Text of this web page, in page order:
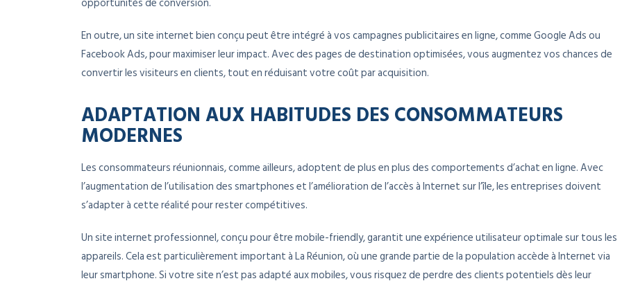
En outre, un site internet bien conçu peut être intégré à vos campagnes publicitaires en ligne, comme Google Ads ou
Facebook Ads, pour maximiser leur impact. Avec des pages de destination optimisées, vous augmentez vos chances de
convertir les visiteurs en clients, tout en réduisant votre coût par acquisition.
ADAPTATION AUX HABITUDES DES CONSOMMATEURS
MODERNES
Les consommateurs réunionnais, comme ailleurs, adoptent de plus en plus des comportements d’achat en ligne. Avec
l’augmentation de l’utilisation des smartphones et l’amélioration de l’accès à Internet sur l’île, les entreprises doivent
s’adapter à cette réalité pour rester compétitives.
Un site internet professionnel, conçu pour être mobile-friendly, garantit une expérience utilisateur optimale sur tous les
appareils. Cela est particulièrement important à La Réunion, où une grande partie de la population accède à Internet via
leur smartphone. Si votre site n’est pas adapté aux mobiles, vous risquez de perdre des clients potentiels dès leur